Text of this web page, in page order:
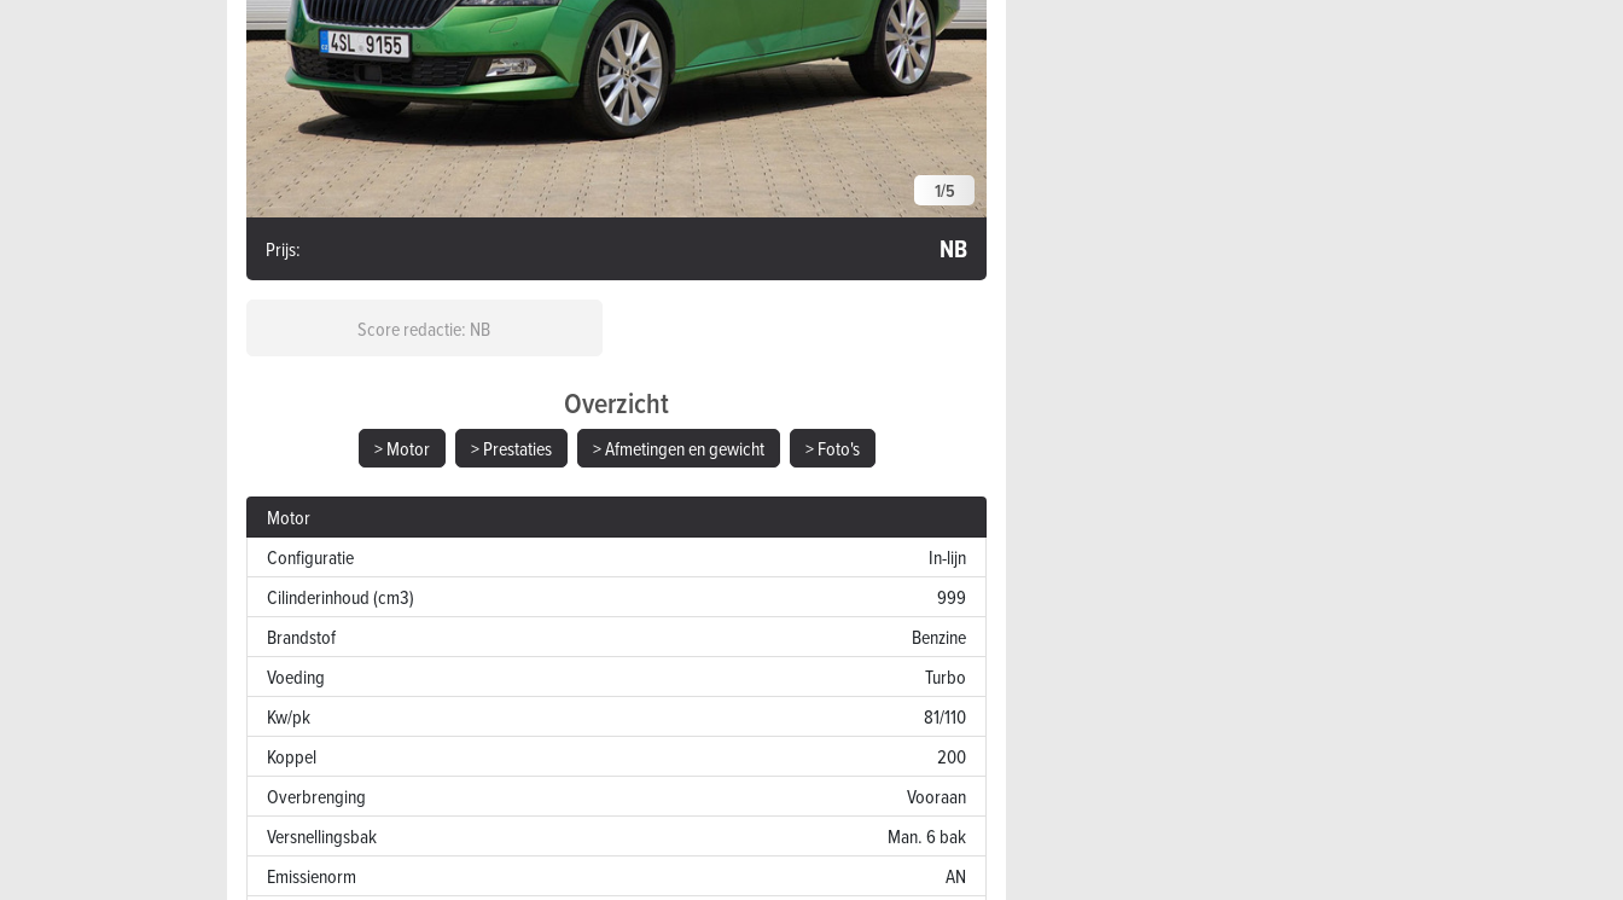
1/5
Prijs: NB
Score redactie: NB
Overzicht
> Motor > Prestaties > Afmetingen en gewicht > Foto's
Motor
Configuratie
In-lijn
Cilinderinhoud (cm3)
999
Brandstof
Benzine
Voeding
Turbo
Kw/pk
81/110
Koppel
200
Overbrenging
Vooraan
Versnellingsbak
Man. 6 bak
Emissienorm
AN